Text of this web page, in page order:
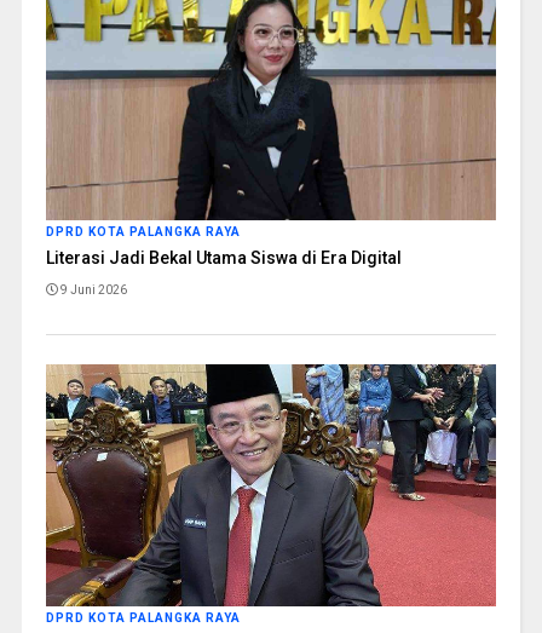
DPRD KOTA PALANGKA RAYA
Literasi Jadi Bekal Utama Siswa di Era Digital
9 Juni 2026
DPRD KOTA PALANGKA RAYA